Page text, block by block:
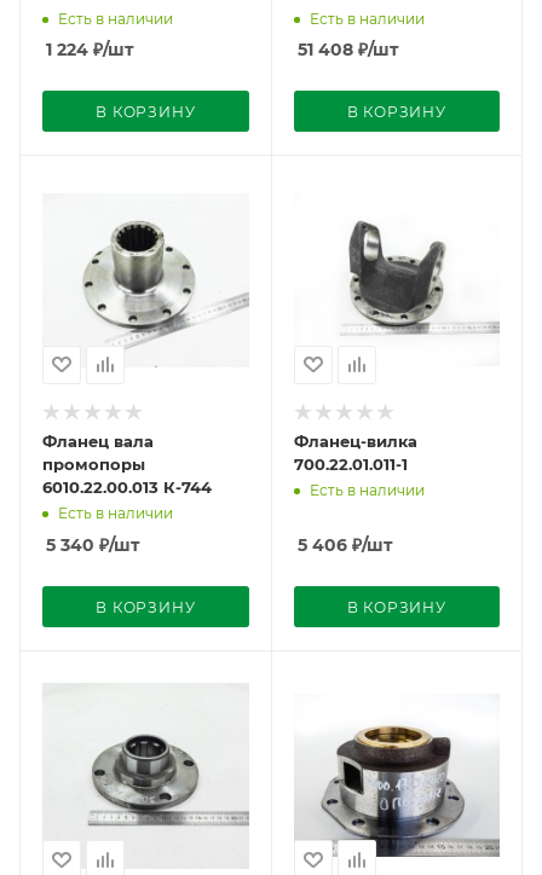
Есть в наличии
1 224 ₽/шт
В КОРЗИНУ
Есть в наличии
51 408₽/шт
В КОРЗИНУ
Фланец вала
промопоры
6010.22.00.013 К-744
Есть в наличии
5 340 ₽/шт
В КОРЗИНУ
Фланец-вилка
700.22.01.011-1
Есть в наличии
5 406₽/шт
В КОРЗИНУ